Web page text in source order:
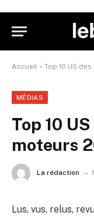
Accueil » Top 10 US
MÉDIAS
Top 10
moteurs
La rédaction
Lus, vus, relus,